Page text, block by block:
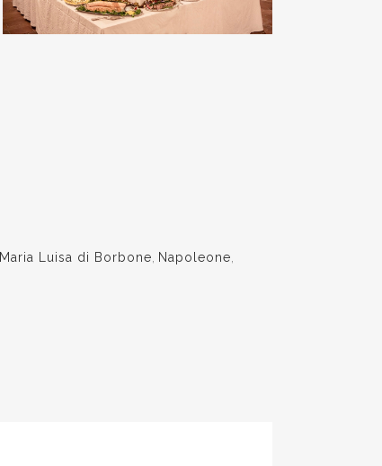
Maria Luisa di Borbone Napoleone